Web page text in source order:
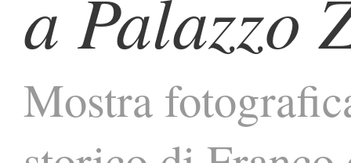
a Palazzo
Mostra